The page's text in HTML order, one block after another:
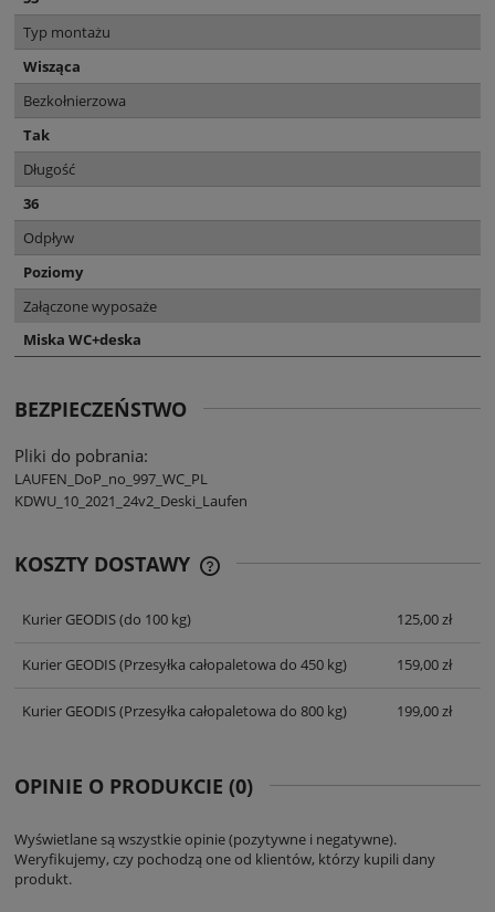
Typ montażu
Wisząca
Bezkołnierzowa
Tak
Długość
36
Odpływ
Poziomy
Załączone wyposaże
Miska WC+deska
BEZPIECZEŃSTWO
Pliki do pobrania:
LAUFEN_DoP_no_997_WC_PL
KDWU_10_2021_24v2_Deski_Laufen
KOSZTY DOSTAWY
Kurier GEODIS(do 100 kg) 125,00 zł
Kurier GEODIS(Przesyłka całopaletowa do 450 kg) 159,00 zł
Kurier GEODIS(Przesyłka całopaletowa do 800 kg) 199,00 zł
OPINIE O PRODUKCIE (0)
Wyświetlane są wszystkie opinie (pozytywne i negatywne).
Weryfikujemy, czy pochodzą one od klientów, którzy kupili dany
produkt.